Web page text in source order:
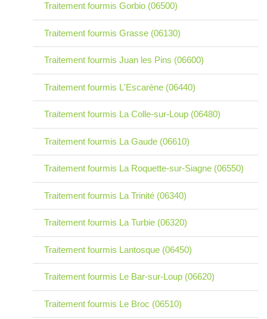
Traitement fourmis Gorbio (06500)
Traitement fourmis Grasse (06130)
Traitement fourmis Juan les Pins (06600)
Traitement fourmis L'Escarène (06440)
Traitement fourmis La Colle-sur-Loup (06480)
Traitement fourmis La Gaude (06610)
Traitement fourmis La Roquette-sur-Siagne (06550)
Traitement fourmis La Trinité (06340)
Traitement fourmis La Turbie (06320)
Traitement fourmis Lantosque (06450)
Traitement fourmis Le Bar-sur-Loup (06620)
Traitement fourmis Le Broc (06510)